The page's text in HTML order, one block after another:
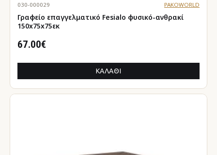
030-000029 PAKOWORLD
Γραφείο επαγγελματικό Fesialo φυσικό-ανθρακί
150x75x75εκ
67.00€
ΚΑΛΆΘΙ